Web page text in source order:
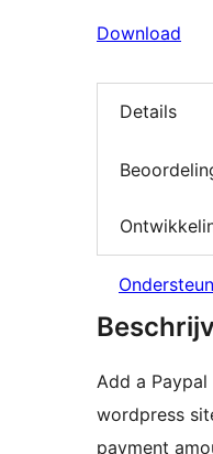
Download
Details
Add a
wordpress
payment